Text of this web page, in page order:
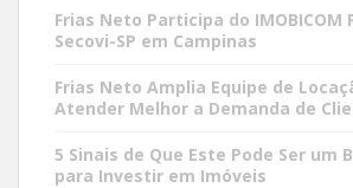
Frias Neto Participa do IMOBICOM
Secovi-SP em Campinas
Frias Neto Amplia Equipe de
Atender Melhor a Demanda de
5 Sinais de Que Este Pode Ser um
para Investir em Imóveis